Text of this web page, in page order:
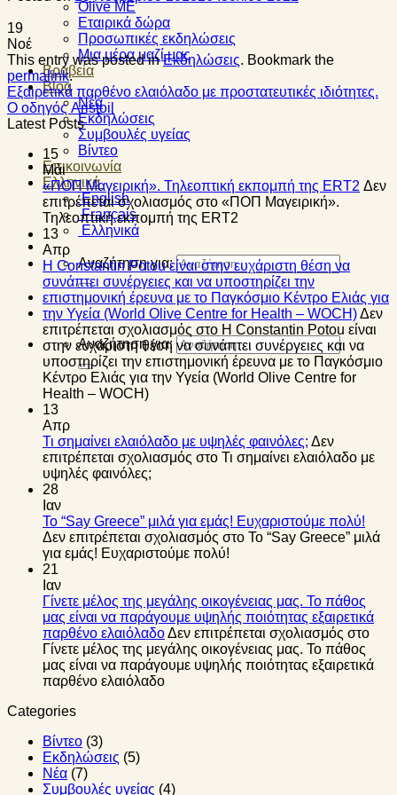
Olive ME
Εταιρικά δώρα
Προσωπικές εκδηλώσεις
Μια μέρα μαζί μας
Βραβεία
Blog
Νέα
Εκδηλώσεις
Συμβουλές υγείας
Βίντεο
Επικοινωνία
Ελληνικά
English
Français
Ελληνικά
Αναζήτηση για:
Αναζήτηση για:
19
Νοέ
This entry was posted inΕκδηλώσεις. Bookmark the
permalink.
Εξαιρετικά παρθένο ελαιόλαδο με προστατευτικές ιδιότητες.
Ο οδηγός Aristoil
Latest Posts
15
Μάι
«ΠΟΠ Μαγειρική». Τηλεοπτική εκπομπή της ERT2 Δεν
επιτρέπεται σχολιασμός στο «ΠΟΠ Μαγειρική».
Τηλεοπτική εκπομπή της ERT2
13
Απρ
Η Constantin Potou είναι στην ευχάριστη θέση να
συνάπτει συνέργειες και να υποστηρίζει την
επιστημονική έρευνα με το Παγκόσμιο Κέντρο Ελιάς για
την Υγεία (World Olive Centre for Health – WOCH)Δεν
επιτρέπεται σχολιασμός στο Η Constantin Potou είναι
στην ευχάριστη θέση να συνάπτει συνέργειες και να
υποστηρίζει την επιστημονική έρευνα με το Παγκόσμιο
Κέντρο Ελιάς για την Υγεία (World Olive Centre for
Health – WOCH)
13
Απρ
Τι σημαίνει ελαιόλαδο με υψηλές φαινόλες; Δεν
επιτρέπεται σχολιασμός στο Τι σημαίνει ελαιόλαδο με
υψηλές φαινόλες;
28
Ιαν
Το “Say Greece” μιλά για εμάς! Ευχαριστούμε πολύ!
Δεν επιτρέπεται σχολιασμός στο Το “Say Greece” μιλά
για εμάς! Ευχαριστούμε πολύ!
21
Ιαν
Γίνετε μέλος της μεγάλης οικογένειας μας. Το πάθος
μας είναι να παράγουμε υψηλής ποιότητας εξαιρετικά
παρθένο ελαιόλαδοΔεν επιτρέπεται σχολιασμός στο
Γίνετε μέλος της μεγάλης οικογένειας μας. Το πάθος
μας είναι να παράγουμε υψηλής ποιότητας εξαιρετικά
παρθένο ελαιόλαδο
Categories
Βίντεο (3)
Εκδηλώσεις (5)
Νέα (7)
Συμβουλές υγείας (4)